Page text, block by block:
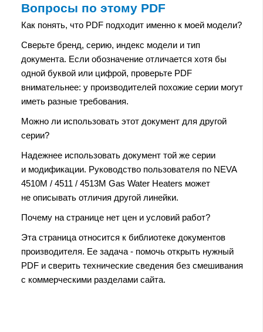
Вопросы по этому PDF
Как понять, что PDF подходит именно к моей модели?
Сверьте бренд, серию, индекс модели и тип
документа. Если обозначение отличается хотя бы
одной буквой или цифрой, проверьте PDF
внимательнее: у производителей похожие серии могут
иметь разные требования.
Можно ли использовать этот документ для другой
серии?
Надежнее использовать документ той же серии
и модификации. Руководство пользователя по NEVA
4510M / 4511 / 4513M Gas Water Heaters может
не описывать отличия другой линейки.
Почему на странице нет цен и условий работ?
Эта страница относится к библиотеке документов
производителя. Ее задача - помочь открыть нужный
PDF и сверить технические сведения без смешивания
с коммерческими разделами сайта.